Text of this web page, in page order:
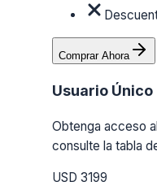
Comprar Ahora
Usuario Único
Obtenga acceso
consulte la tabla
USD 3199